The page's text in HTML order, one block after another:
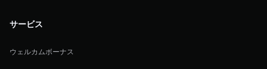
サービス
ウェルカムボーナス